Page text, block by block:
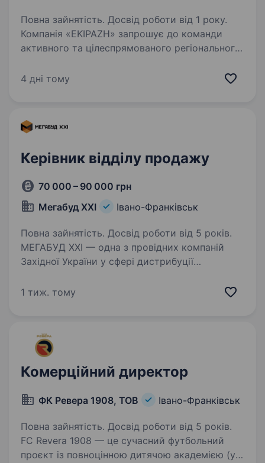
Повна зайнятість. Досвід роботи від 1 року.
Компанія «EKIPAZH» запрошує до команди
активного та цілеспрямованого регіонального
металопластикових та алюмінієвих
4 дні тому
Керівник відділу продажу
70 000 – 90 000 грн
Мегабуд ХХІ
Івано-Франківськ
Повна зайнятість. Досвід роботи від 5 років.
МЕГАБУД ХХІ — одна з провідних компаній
Західної України у сфері дистрибуції
20 років ми розвиваємо партнерську мережу,
1 тиж. тому
Комерційний директор
ФК Ревера 1908, ТОВ Івано-Франківськ
Повна зайнятість. Досвід роботи від 5 років.
FC Revera 1908 — це сучасний футбольний
проєкт із повноцінною дитячою академією (усі